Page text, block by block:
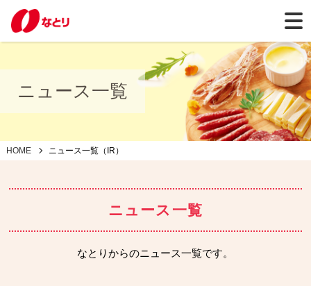
ニュース一覧
HOME ニュース一覧（IR）
ニュース一覧
なとりからのニュース一覧です。